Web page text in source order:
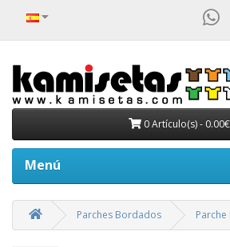
0 Artículo(s) - 0.00€
Menú
Parches Bordados